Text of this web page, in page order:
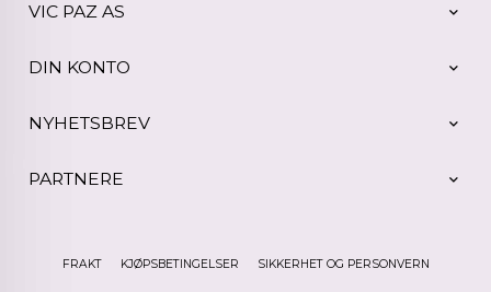
VIC PAZ AS
DIN KONTO
NYHETSBREV
PARTNERE
FRAKT KJØPSBETINGELSER SIKKERHET OG PERSONVERN